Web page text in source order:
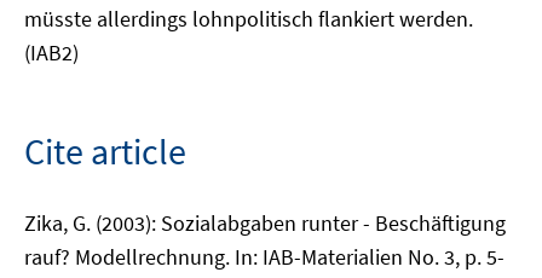
müsste allerdings lohnpolitisch flankiert werden.
(IAB2)
Cite article
Zika, G. (2003): Sozialabgaben runter - Beschäftigung
rauf? Modellrechnung. In: IAB-Materialien No. 3, p. 5-